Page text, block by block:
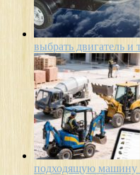
выбрать двигатель и
подходящую машину